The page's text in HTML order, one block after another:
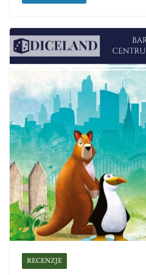
RECENZJE